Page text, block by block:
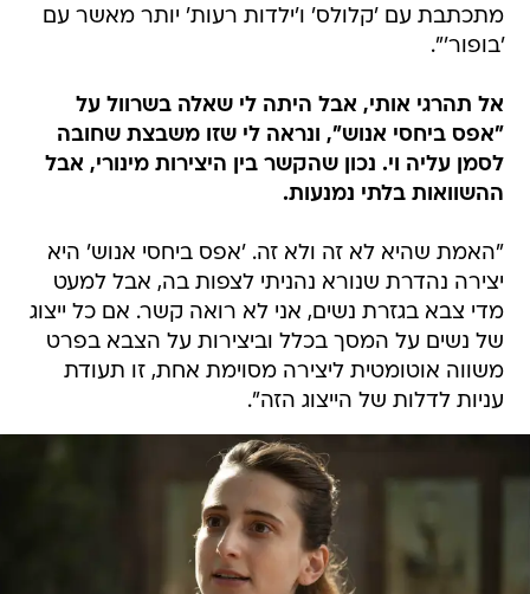
מתכתבת עם 'קלולס' ו'ילדות רעות' יותר מאשר עם
'בופור'".
אל תהרגי אותי, אבל היתה לי שאלה בשרוול על
"אפס ביחסי אנוש", ונראה לי שזו משבצת שחובה
לסמן עליה וי. נכון שהקשר בין היצירות מינורי, אבל
ההשוואות בלתי נמנעות.
"האמת שהיא לא זה ולא זה. 'אפס ביחסי אנוש' היא
יצירה נהדרת שנורא נהניתי לצפות בה, אבל למעט
מדי צבא בגזרת נשים, אני לא רואה קשר. אם כל ייצוג
של נשים על המסך בכלל וביצירות על הצבא בפרט
משווה אוטומטית ליצירה מסוימת אחת, זו תעודת
עניות לדלות של הייצוג הזה".